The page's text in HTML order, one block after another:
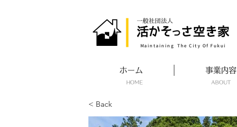
​Maintaining The City Of Fukui
ホーム 事業内容
​HOME ​ABOUT
< Back